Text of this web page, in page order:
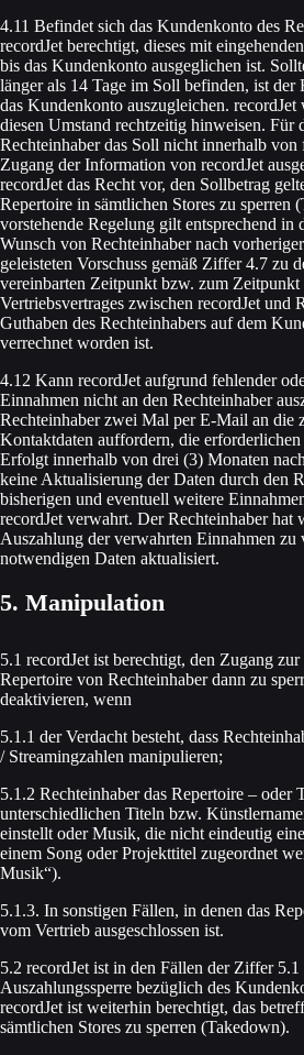
4.11 Befindet sich das Kundenkonto des
recordJet berechtigt, dieses mit
bis das Kundenkonto ausgeglichen ist.
länger als 14 Tage im Soll befinden, ist der
das Kundenkonto auszugleichen.
diesen Umstand rechtzeitig hinweisen. Für
Rechteinhaber das Soll nicht innerhalb
Zugang der Information von recordJet
recordJet das Recht vor, den Sollbetrag
Repertoire in sämtlichen Stores zu sperren
vorstehende Regelung gilt entsprechend in
Wunsch von Rechteinhaber nach
geleisteten Vorschuss gemäß Ziffer 4.7 zu
vereinbarten Zeitpunkt bzw. zum Zeitpunkt
Vertriebsvertrages zwischen recordJet und
Guthaben des Rechteinhabers auf dem
verrechnet worden ist.
4.12 Kann recordJet aufgrund fehlender
Einnahmen nicht an den Rechteinhaber
Rechteinhaber zwei Mal per E-Mail an die
Kontaktdaten auffordern, die
Erfolgt innerhalb von drei (3) Monaten
keine Aktualisierung der Daten durch den
bisherigen und eventuell weitere
recordJet verwahrt. Der Rechteinhaber hat
Auszahlung der verwahrten Einnahmen zu
notwendigen Daten aktualisiert.
5. Manipulation
5.1 recordJet ist berechtigt, den Zugang
Repertoire von Rechteinhaber dann zu
deaktivieren, wenn
5.1.1 der Verdacht besteht, dass
/ Streamingzahlen manipulieren;
5.1.2 Rechteinhaber das Repertoire – oder
unterschiedlichen Titeln bzw.
einstellt oder Musik, die nicht eindeutig
einem Song oder Projekttitel zugeordnet
Musik“).
5.1.3. In sonstigen Fällen, in denen das
vom Vertrieb ausgeschlossen ist.
5.2 recordJet ist in den Fällen der Ziffer 5.1
Auszahlungssperre bezüglich des
recordJet ist weiterhin berechtigt, das
sämtlichen Stores zu sperren (Takedown).